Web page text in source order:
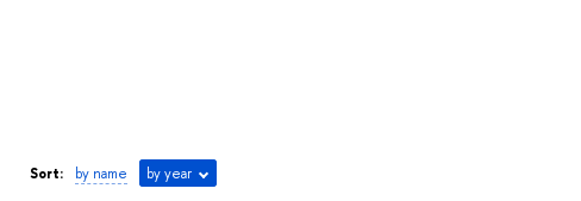
Sort: by name by year